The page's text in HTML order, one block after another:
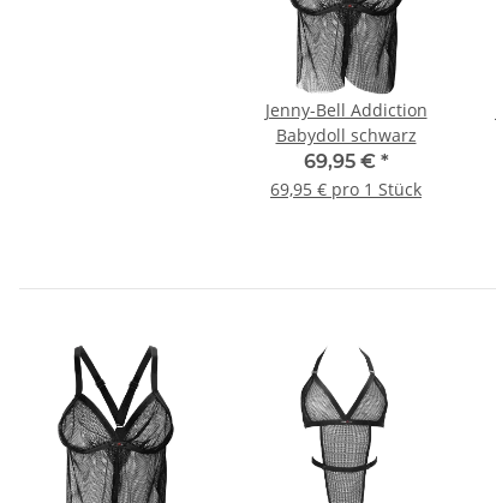
Jenny-Bell Addiction
Babydoll schwarz
69,95 € *
69,95 € pro 1 Stück